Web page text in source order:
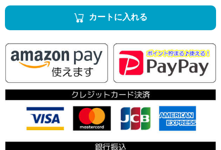
カートに入れる